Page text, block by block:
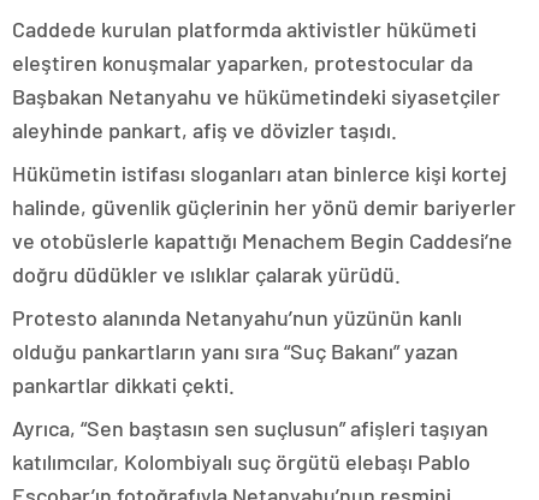
Caddede kurulan platformda aktivistler hükümeti
eleştiren konuşmalar yaparken, protestocular da
Başbakan Netanyahu ve hükümetindeki siyasetçiler
aleyhinde pankart, afiş ve dövizler taşıdı.
Hükümetin istifası sloganları atan binlerce kişi kortej
halinde, güvenlik güçlerinin her yönü demir bariyerler
ve otobüslerle kapattığı Menachem Begin Caddesi’ne
doğru düdükler ve ıslıklar çalarak yürüdü.
Protesto alanında Netanyahu’nun yüzünün kanlı
olduğu pankartların yanı sıra “Suç Bakanı” yazan
pankartlar dikkati çekti.
Ayrıca, “Sen baştasın sen suçlusun” afişleri taşıyan
katılımcılar, Kolombiyalı suç örgütü elebaşı Pablo